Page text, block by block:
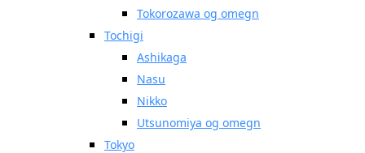
Tokorozawa og omegn
Tochigi
Ashikaga
Nasu
Nikko
Utsunomiya og omegn
Tokyo